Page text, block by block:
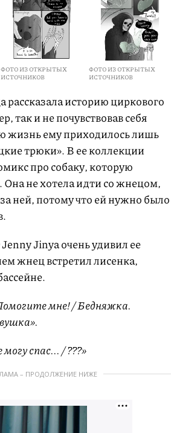
ФОТО ИЗ ОТКРЫТЫХ
ИСТОЧНИКОВ
ФОТО ИЗ ОТКРЫТЫХ
ИСТОЧНИКОВ
историю циркового
так и не почувствовав себя
жизнь ему приходилось лишь
трюки». В ее коллекции
про собаку, которую
Она не хотела идти со жнецом,
ней, потому что ей нужно было
Jinya очень удивил ее
жнец встретил лисенка,
мне! / Бедняжка.
спас... / ???»
– ПРОДОЛЖЕНИЕ НИЖЕ